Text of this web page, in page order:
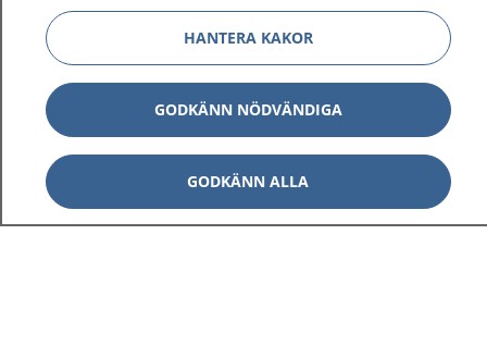
HANTERA KAKOR
GODKÄNN NÖDVÄNDIGA
GODKÄNN ALLA